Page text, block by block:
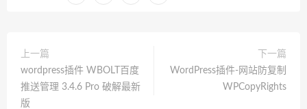
上一篇
wordpress插件 WBOLT百度
推送管理 3.4.6 Pro 破解最新
版
下一篇
WordPress插件-网站防复制
WPCopyRights